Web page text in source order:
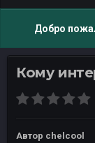
Добро
Кому
Автор chelcool